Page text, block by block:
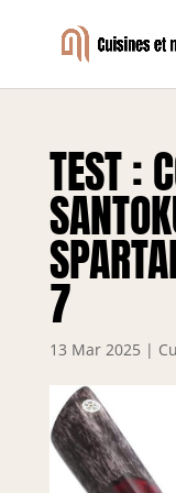
TEST :
7
13 Mar 2025 |